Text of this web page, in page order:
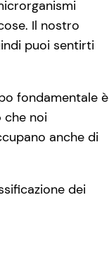
Il nostro
puoi sentirti
fondamentale è
che noi
anche di
dei